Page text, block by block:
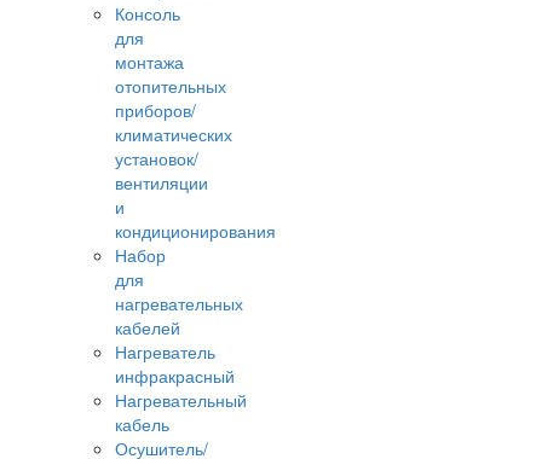
Консоль
для
монтажа
отопительных
приборов/
климатических
установок/
вентиляции
и
кондиционирования
Набор
для
нагревательных
кабелей
Нагреватель
инфракрасный
Нагревательный
кабель
Осушитель/